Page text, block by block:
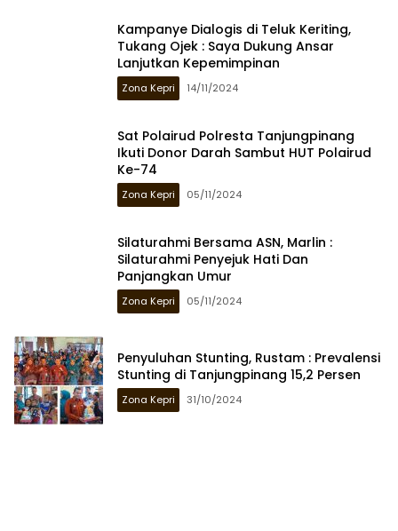
Kampanye Dialogis di Teluk Keriting,
Tukang Ojek : Saya Dukung Ansar
Lanjutkan Kepemimpinan
Zona Kepri 14/11/2024
Sat Polairud Polresta Tanjungpinang
Ikuti Donor Darah Sambut HUT Polairud
Ke-74
Zona Kepri 05/11/2024
Silaturahmi Bersama ASN, Marlin :
Silaturahmi Penyejuk Hati Dan
Panjangkan Umur
Zona Kepri 05/11/2024
Penyuluhan Stunting, Rustam : Prevalensi
Stunting di Tanjungpinang 15,2 Persen
Zona Kepri 31/10/2024